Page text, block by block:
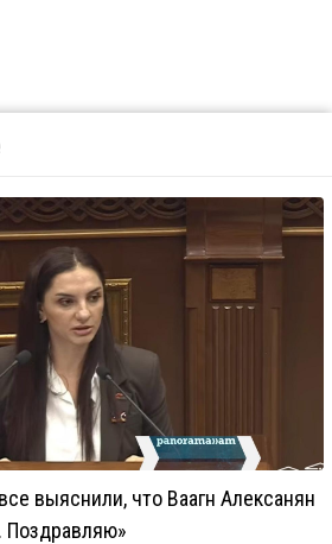
выяснили, что Ваагн Алексанян
Поздравляю»